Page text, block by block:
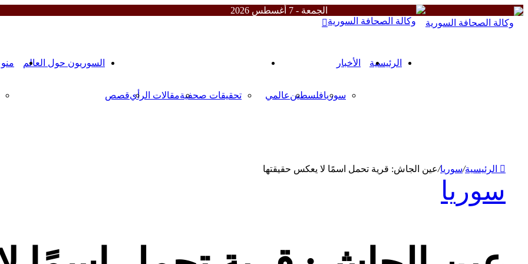
الرئيسية الأخبار
سوريافلسطينعالمي تحقيقات صحفيةمقالات الرأيقصص
السوريون حول العالم
الجمعة - 7 أغسطس 2026
الرئيسية/سوريا/عين الجاش: قرية تحمل اسمًا لا يعكس حقيقتها
سوريا